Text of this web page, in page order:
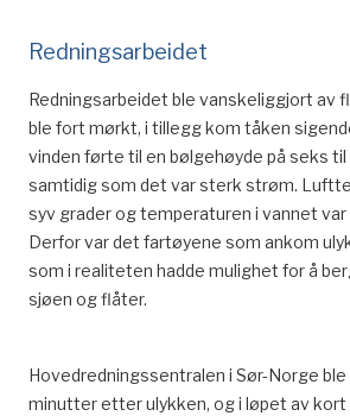
Redningsarbeidet
Redningsarbeidet ble vanskeliggjort av
ble fort mørkt, i tillegg kom tåken
vinden førte til en bølgehøyde på seks
samtidig som det var sterk strøm.
syv grader og temperaturen i vannet var
Derfor var det fartøyene som ankom
som i realiteten hadde mulighet for å
sjøen og flåter.
Hovedredningssentralen i Sør-Norge
minutter etter ulykken, og i løpet av kort